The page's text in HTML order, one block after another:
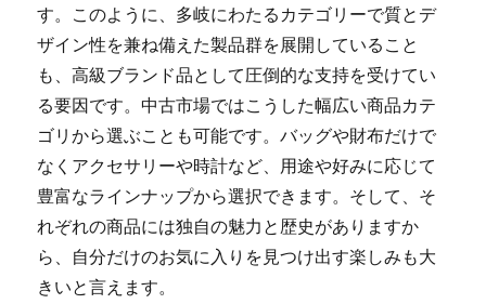
す。このように、多岐にわたるカテゴリーで質とデ
ザイン性を兼ね備えた製品群を展開していること
も、高級ブランド品として圧倒的な支持を受けてい
る要因です。中古市場ではこうした幅広い商品カテ
ゴリから選ぶことも可能です。バッグや財布だけで
なくアクセサリーや時計など、用途や好みに応じて
豊富なラインナップから選択できます。そして、そ
れぞれの商品には独自の魅力と歴史がありますか
ら、自分だけのお気に入りを見つけ出す楽しみも大
きいと言えます。